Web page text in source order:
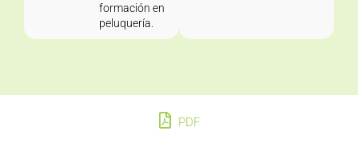
formación en
peluquería.
PDF